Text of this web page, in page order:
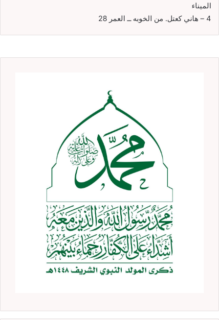
الميناء
4 – هاني كعتل. من الخوبه ــ العمر 28